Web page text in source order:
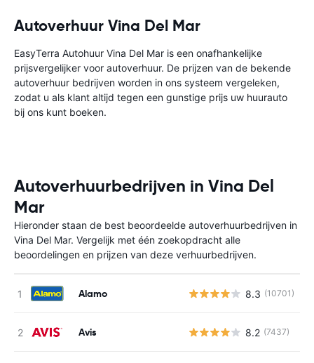
Autoverhuur Vina Del Mar
EasyTerra Autohuur Vina Del Mar is een onafhankelijke
prijsvergelijker voor autoverhuur. De prijzen van de bekende
autoverhuur bedrijven worden in ons systeem vergeleken,
zodat u als klant altijd tegen een gunstige prijs uw huurauto
bij ons kunt boeken.
Autoverhuurbedrijven in Vina Del
Mar
Hieronder staan de best beoordeelde autoverhuurbedrijven in
Vina Del Mar. Vergelijk met één zoekopdracht alle
beoordelingen en prijzen van deze verhuurbedrijven.
Alamo 8.3 (10701)
Avis 8.2 (7437)